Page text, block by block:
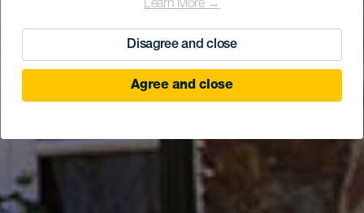
Learn More →
Disagree and close
Agree and close